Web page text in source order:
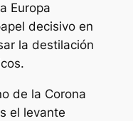
Europa
decisivo en
la destilación
de la Corona
el levante